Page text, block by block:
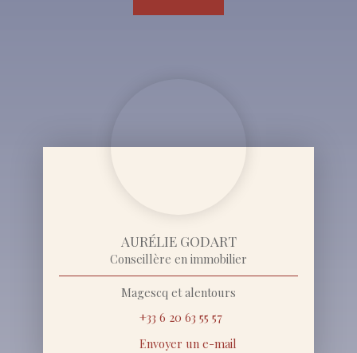
AURÉLIE GODART
Conseillère en immobilier
Magescq et alentours
+33 6 20 63 55 57
Envoyer un e-mail